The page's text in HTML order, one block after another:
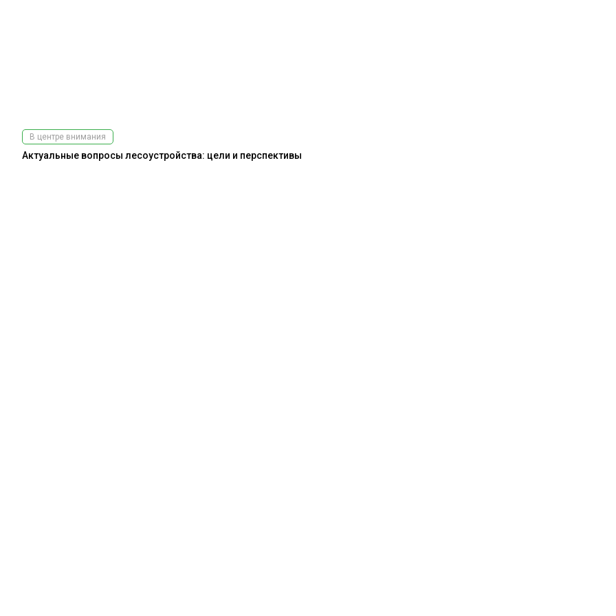
В центре внимания
Актуальные вопросы лесоустройства: цели и перспективы